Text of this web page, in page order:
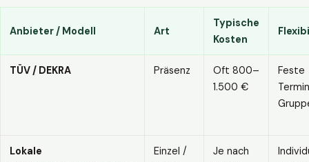
Anbieter / Modell Art
Typische
Kosten
TÜV / DEKRA Präsenz
Oft 800–
1.500 €
Feste
Lokale
Einzel /
Je nach